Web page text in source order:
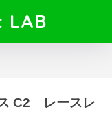
LAB
ス C2 レースレ